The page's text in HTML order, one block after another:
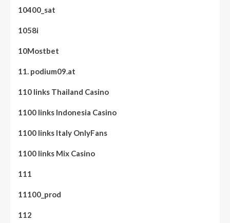
10400_sat
1058i
10Mostbet
11. podium09.at
110 links Thailand Casino
1100 links Indonesia Casino
1100 links Italy OnlyFans
1100 links Mix Casino
111
11100_prod
112